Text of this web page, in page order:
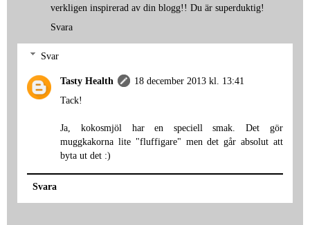
verkligen inspirerad av din blogg!! Du är superduktig!
Svara
Svar
Tasty Health
18 december 2013 kl. 13:41
Tack!
Ja, kokosmjöl har en speciell smak. Det gör
muggkakorna lite "fluffigare" men det går absolut att
byta ut det :)
Svara